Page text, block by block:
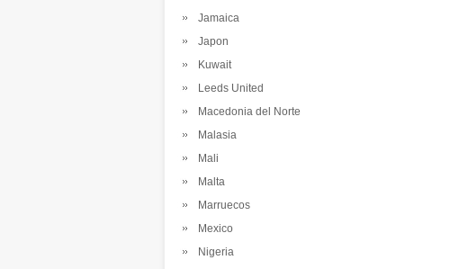
Jamaica
Japon
Kuwait
Leeds United
Macedonia del Norte
Malasia
Mali
Malta
Marruecos
Mexico
Nigeria